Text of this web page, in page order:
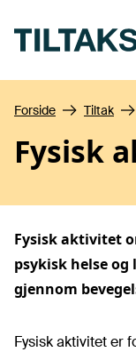
Forside Tiltak
Fysisk
Fysisk aktivitet
psykisk helse
gjennom
Fysisk aktivitet er